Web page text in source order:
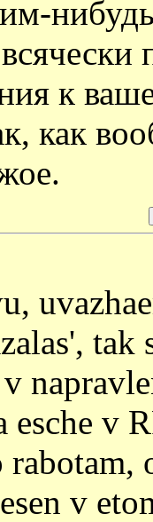
к
как
v
esche v
v